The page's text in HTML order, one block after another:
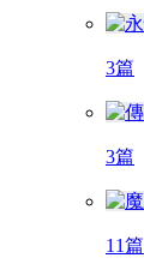
3篇
3篇
11篇